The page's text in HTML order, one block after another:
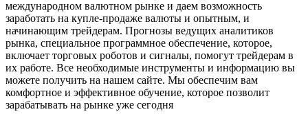
международном валютном рынке и даем возможность
заработать на купле-продаже валюты и опытным, и
начинающим трейдерам. Прогнозы ведущих аналитиков
рынка, специальное программное обеспечение, которое,
включает торговых роботов и сигналы, помогут трейдерам в
их работе. Все необходимые инструменты и информацию вы
можете получить на нашем сайте. Мы обеспечим вам
комфортное и эффективное обучение, которое позволит
зарабатывать на рынке уже сегодня